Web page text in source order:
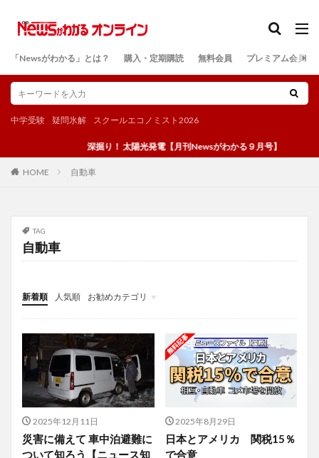
「Newsがわかる」とは？ 購入・定期購読 無料会員 プレミアム会員
中学受験 疑問氷解 スクールエコノミスト2026
深掘り！ 太陽光発電【月刊Newsがわかる９月号】
HOME 自動車
TAG
自動車
新着順 人気順
お勧めカテゴリ
投稿
学び
マンガ
電子書籍
2025年12月11日
災害に備えて 車中泊避難に
ついて知ろう【ニュース知
2025年8月29日
日本とアメリカ 関税15％
で合意
検索